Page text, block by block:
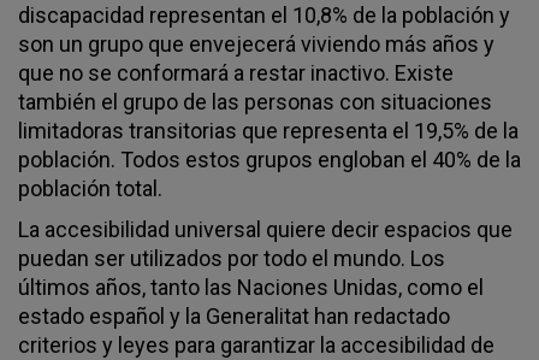
discapacidad representan el 10,8% de la población y
son un grupo que envejecerá viviendo más años y
que no se conformará a restar inactivo. Existe
también el grupo de las personas con situaciones
limitadoras transitorias que representa el 19,5% de la
población. Todos estos grupos engloban el 40% de la
población total.
La accesibilidad universal quiere decir espacios que
puedan ser utilizados por todo el mundo. Los
últimos años, tanto las Naciones Unidas, como el
estado español y la Generalitat han redactado
criterios y leyes para garantizar la accesibilidad de